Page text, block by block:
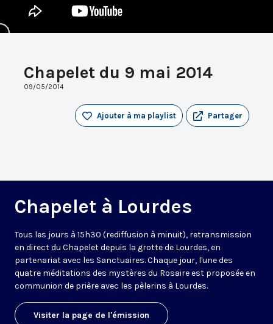
Chapelet du 9 mai 2014
09/05/2014
Partager
Ajouter à ma playlist
Chapelet à Lourdes
Tous les jours à 15h30 (rediffusion à minuit), retransmission
en direct du Chapelet depuis la grotte de Lourdes, en
partenariat avec les Sanctuaires. Chaque jour, l'une des
quatre méditations des mystères du Rosaire est proposée en
communion de prière avec les pèlerins à Lourdes.
Visiter la page de l'émission